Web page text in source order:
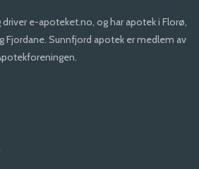
e-apoteket.no, og har apotek i Florø,
Fjordane. Sunnfjord apotek er medlem av